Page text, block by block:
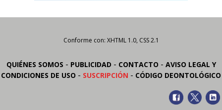
Conforme con: XHTML 1.0, CSS 2.1
QUIÉNES SOMOS - PUBLICIDAD - CONTACTO - AVISO LEGAL Y
CONDICIONES DE USO - SUSCRIPCIÓN - CÓDIGO DEONTOLÓGICO